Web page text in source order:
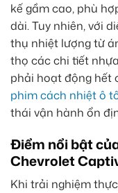
kế gầm cao, phù
dài. Tuy nhiên, với
thụ nhiệt lượng từ
thọ các chi tiết
phải hoạt động hết
phim cách nhiệt ô
thái vận hành ổn
Điểm nổi bật
Chevrolet
Khi trải nghiệm